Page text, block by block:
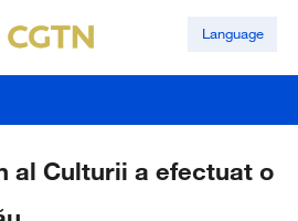
Language
al Culturii a efectuat o